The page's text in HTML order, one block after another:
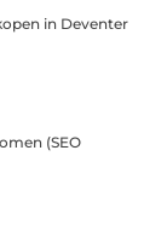
in Deventer
(SEO